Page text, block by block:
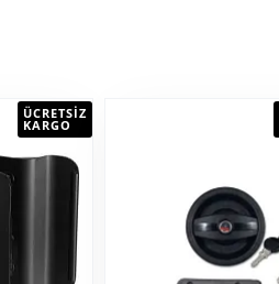
ÜCRETSIZ
KARGO